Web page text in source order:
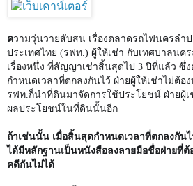
ความวุ่นวายสับสน เรื่องตลาดรถไฟนครลำ
ประเทศไทย (รฟท.) ผู้ให้เช่า กับเทศบาลนค
เรื่องหนึ่ง ที่สัญญาเช่าสิ้นสุดไป 3 ปีที่แล้ว ซึ่ง
กำหนดเวลาที่ตกลงกันไว้ ฝ่ายผู้ให้เช่าไม่ต้อ
รฟท.ก็นำที่ดินมาจัดการใช้ประโยชน์ ฝ่ายผู้
ผลประโยชน์ในที่ดินนั้นอีก
ถ้าเช่นนั้น เมื่อสิ้นสุดกำหนดเวลาที่ตกลงกัน
ได้มีหลักฐานเป็นหนังสือลงลายมือชื่อฝ่ายที่ต้
คดีกันไม่ได้